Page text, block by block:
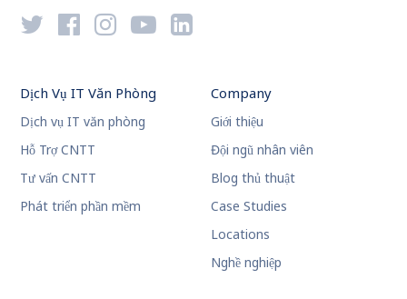
Dịch Vụ IT Văn Phòng
Dịch vụ IT văn phòng
Hỗ Trợ CNTT
Tư vấn CNTT
Phát triển phần mềm
Company
Giới thiệu
Đội ngũ nhân viên
Blog thủ thuật
Case Studies
Locations
Nghề nghiệp